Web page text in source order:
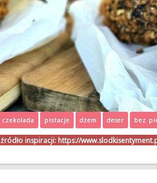
czekolada pistacje dżem deser bez
źródło inspiracji: https://